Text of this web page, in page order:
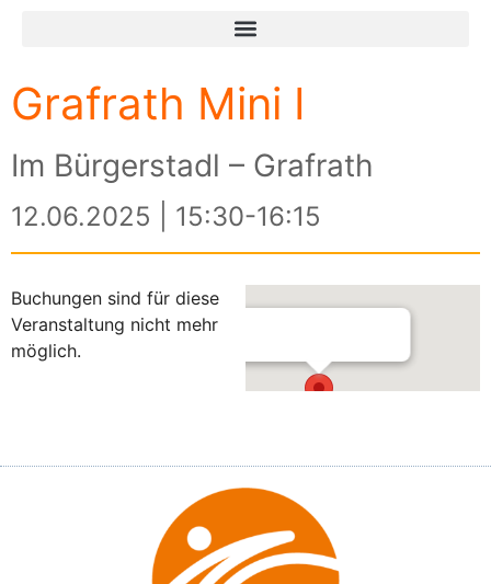
Grafrath Mini I
Im Bürgerstadl – Grafrath
12.06.2025 | 15:30-16:15
Buchungen sind für diese
Veranstaltung nicht mehr
möglich.
Im Bürgerstadl – Grafrath
Mauerner Straße 16 - Grafrath